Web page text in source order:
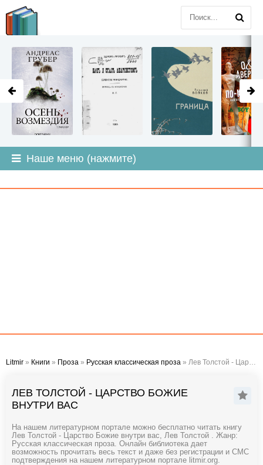
Наше меню (нажмите)
Litmir » Книги » Проза » Русская классическая проза » Лев Толстой - Царство Божие внутри вас
ЛЕВ ТОЛСТОЙ - ЦАРСТВО БОЖИЕ
ВНУТРИ ВАС
На нашем литературном портале можно бесплатно читать книгу
Лев Толстой - Царство Божие внутри вас, Лев Толстой . Жанр:
Русская классическая проза. Онлайн библиотека дает
возможность прочитать весь текст и даже без регистрации и СМС
подтверждения на нашем литературном портале litmir.org.
LITMIR.ORG